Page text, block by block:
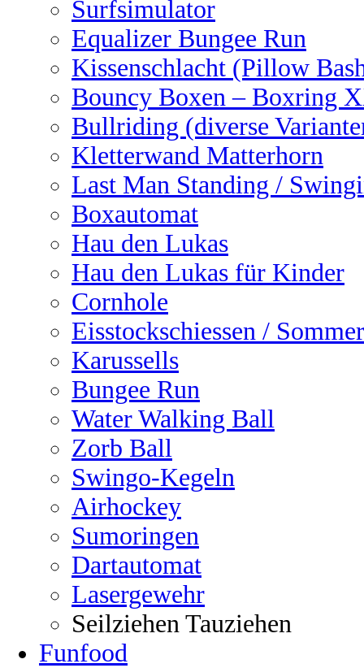
Surfsimulator
Equalizer Bungee Run
Kissenschlacht (Pillow
Bouncy Boxen – Boxring
Bullriding (diverse
Kletterwand Matterhorn
Last Man Standing /
Boxautomat
Hau den Lukas
Hau den Lukas für Kinder
Cornhole
Eisstockschiessen /
Karussells
Bungee Run
Water Walking Ball
Zorb Ball
Swingo-Kegeln
Airhockey
Sumoringen
Dartautomat
Lasergewehr
Seilziehen Tauziehen
Funfood